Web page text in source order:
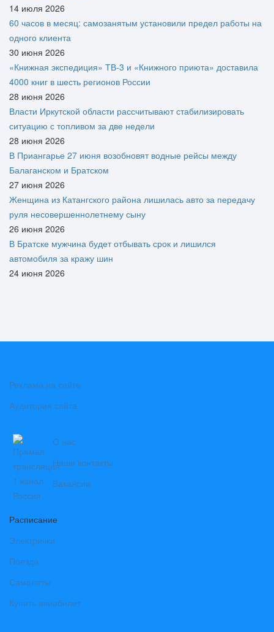
14 июля 2026
60 часов в месяц: самозанятым установили предел работы на
одного клиента
30 июня 2026
«Книжная экспедиция» ТВ-3 и «Книжного приюта» доставила
4000 книг в шесть регионов России
28 июня 2026
Власти Иркутской области рассчитывают стабилизировать
ситуацию с топливом за две недели
28 июня 2026
В Приангарье 27 июня возобновят водные рейсы между
Балаганском и Братском
27 июня 2026
Женщина из Катангского района лишилась авто за передачу
руля несовершеннолетнему сыну
26 июня 2026
В Братске мужчина будет отбывать срок и лишился
автомобиля за кражу шин
24 июня 2026
Реклама на сайте
Аудитория сайта
О нас
Наши контакты
Вакансии
Расписание
Электрички
Поезда
Самолеты
Купить авиабилет